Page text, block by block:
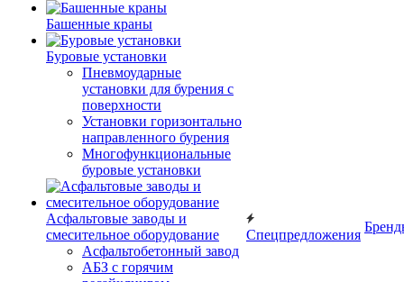
Башенные краны
Буровые установки
Пневмоударные
установки для бурения с
поверхности
Установки горизонтально
направленного бурения
Многофункциональные
буровые установки
Асфальтовые заводы и
смесительное оборудование
Асфальтобетонный завод
АБЗ с горячим
Спецпредложения